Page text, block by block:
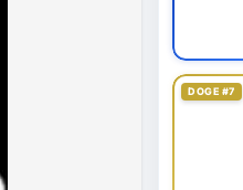
DOGE #7